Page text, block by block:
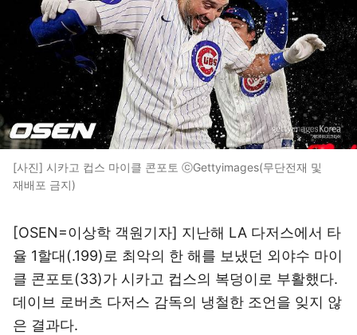
[사진] 시카고 컵스 마이클 콘포토 ⓒGettyimages(무단전재 및
재배포 금지)
[OSEN=이상학 객원기자] 지난해 LA 다저스에서 타
율 1할대(.199)로 최악의 한 해를 보냈던 외야수 마이
클 콘포토(33)가 시카고 컵스의 복덩이로 부활했다.
데이브 로버츠 다저스 감독의 냉철한 조언을 잊지 않
은 결과다.